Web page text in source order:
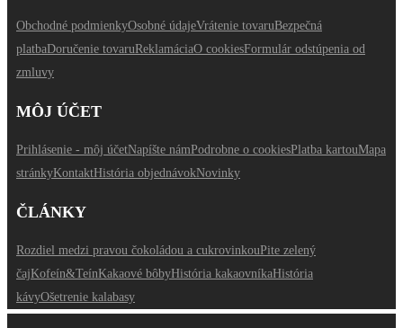
Obchodné podmienkyOsobné údajeVrátenie tovaruBezpečná
platbaDoručenie tovaruReklamáciaO cookiesFormulár odstúpenia od
zmluvy
MÔJ ÚČET
Prihlásenie - môj účetNapíšte námPodrobne o cookiesPlatba kartouMapa
stránkyKontaktHistória objednávokNovinky
ČLÁNKY
Rozdiel medzi pravou čokoládou a cukrovinkouPite zelený
čajKofeín&TeínKakaové bôbyHistória kakaovníkaHistória
kávyOšetrenie kalabasy